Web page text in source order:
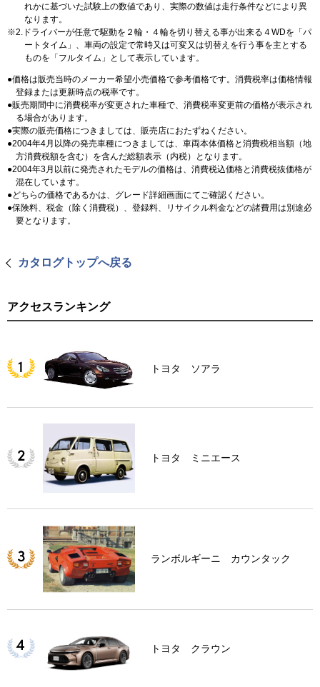
れかに基づいた試験上の数値であり、実際の数値は走行条件などにより異
なります。
2.ドライバーが任意で駆動を２輪・４輪を切り替える事が出来る４WDを「パ
ートタイム」、車両の設定で常時又は可変又は切替えを行う事を主とする
ものを「フルタイム」として表示しています。
価格は販売当時のメーカー希望小売価格で参考価格です。消費税率は価格情報
登録または更新時点の税率です。
販売期間中に消費税率が変更された車種で、消費税率変更前の価格が表示され
る場合があります。
実際の販売価格につきましては、販売店におたずねください。
2004年4月以降の発売車種につきましては、車両本体価格と消費税相当額（地
方消費税額を含む）を含んだ総額表示（内税）となります。
2004年3月以前に発売されたモデルの価格は、消費税込価格と消費税抜価格が
混在しています。
どちらの価格であるかは、グレード詳細画面にてご確認ください。
保険料、税金（除く消費税）、登録料、リサイクル料金などの諸費用は別途必
要となります。
カタログトップへ戻る
アクセスランキング
トヨタ ソアラ
トヨタ ミニエース
ランボルギーニ カウンタック
トヨタ クラウン